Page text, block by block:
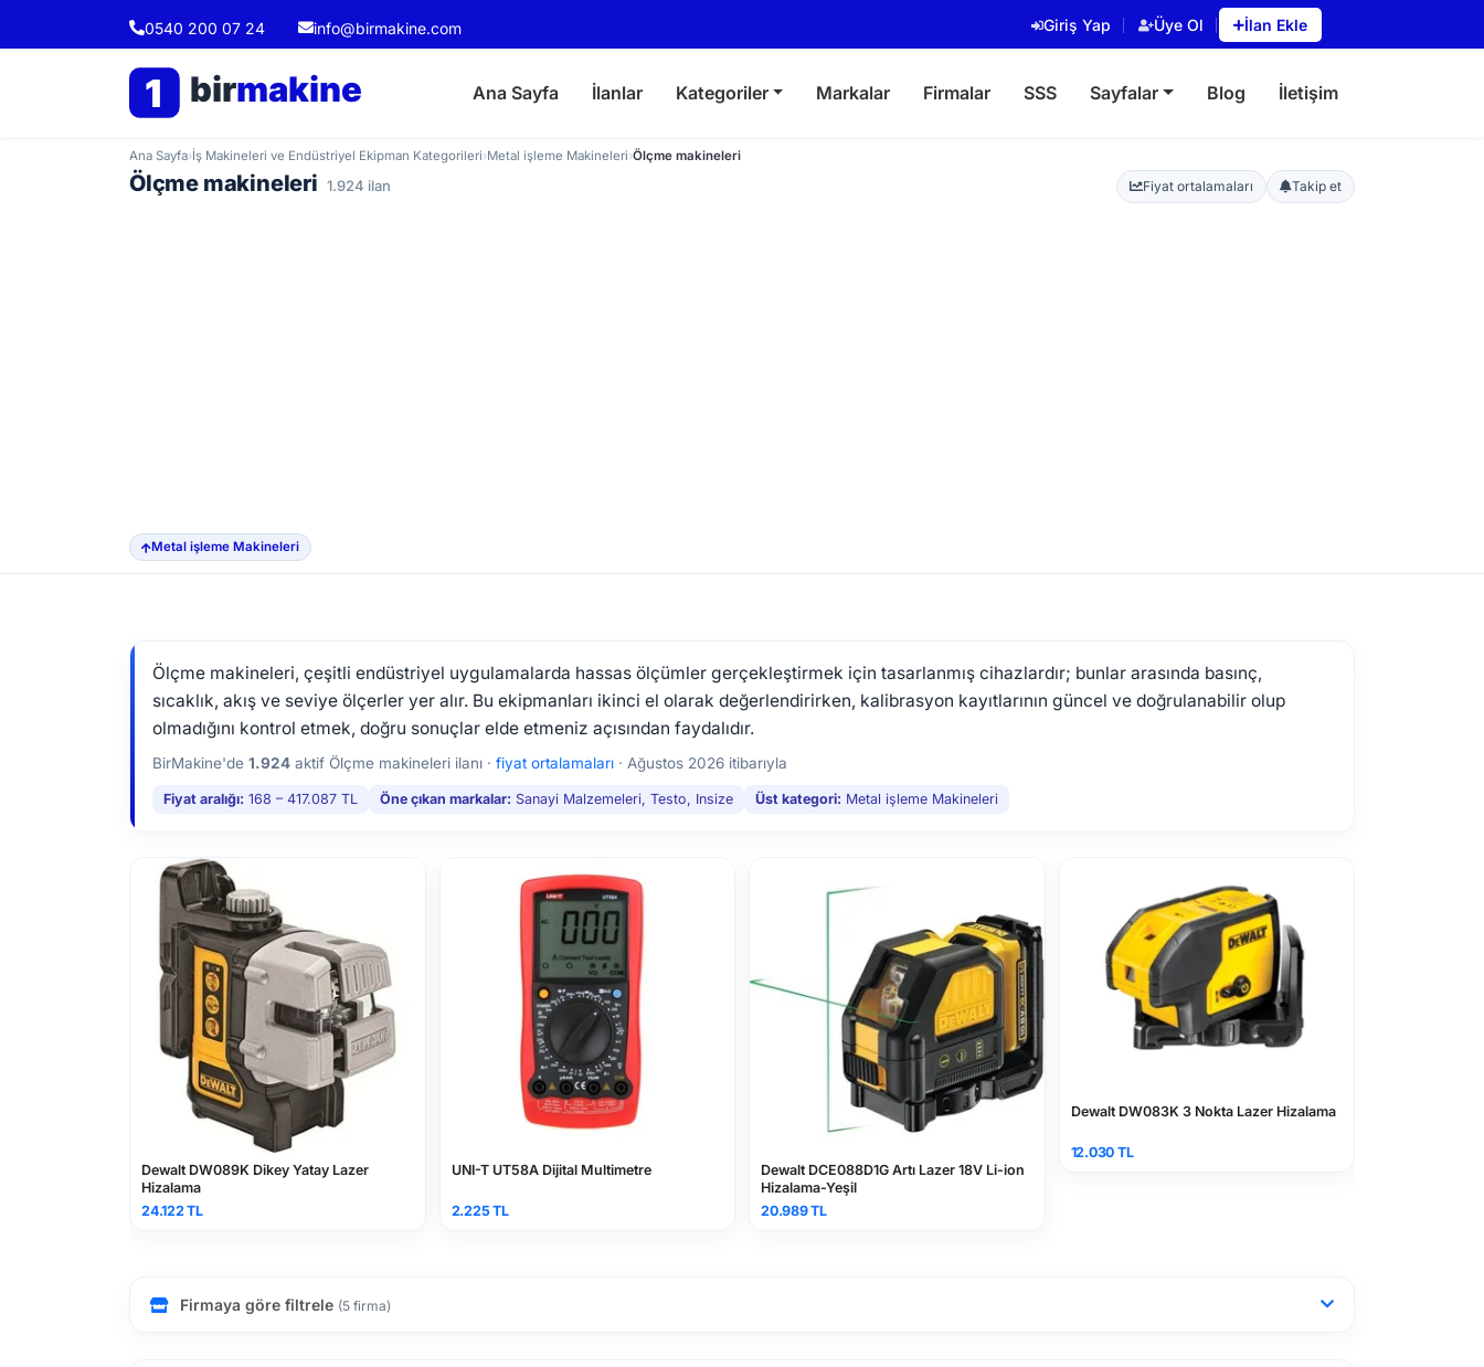
0540 200 07 24 info@birmakine.com Giriş Yap Üye Ol İlan Ekle
1 birmakine Ana Sayfa İlanlar Kategoriler Markalar Firmalar SSS Sayfalar Blog İletişim
Ana Sayfa›İş Makineleri ve Endüstriyel Ekipman Kategorileri›Metal işleme Makineleri›Ölçme makineleri
Ölçme makineleri 1.924 ilan Fiyat ortalamaları Takip et
Metal işleme Makineleri
Ölçme makineleri, çeşitli endüstriyel uygulamalarda hassas ölçümler gerçekleştirmek için tasarlanmış cihazlardır; bunlar arasında basınç,
sıcaklık, akış ve seviye ölçerler yer alır. Bu ekipmanları ikinci el olarak değerlendirirken, kalibrasyon kayıtlarının güncel ve doğrulanabilir olup
olmadığını kontrol etmek, doğru sonuçlar elde etmeniz açısından faydalıdır.
BirMakine'de 1.924 aktif Ölçme makineleri ilanı · fiyat ortalamaları · Ağustos 2026 itibarıyla
Fiyat aralığı: 168 – 417.087 TL Öne çıkan markalar: Sanayi Malzemeleri, Testo, Insize Üst kategori: Metal işleme Makineleri
UNI-T UT58A Dijital Multimetre
2.225 TL
Dewalt DCE088D1G Artı Lazer 18V Li-ion
20.989 TL
Dewalt DW083K 3 Nokta Lazer Hizalama 8.710 TL
Firmaya göre filtrele (5 firma)